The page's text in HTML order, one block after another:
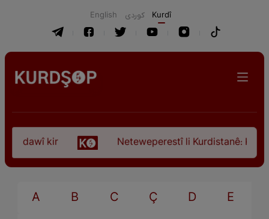
English كوردی Kurdî
dawî kir Neteweperestî li Kurdistanê:
A B C Ç D E